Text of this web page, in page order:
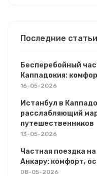
Последние статьи
Бесперебойный
Каппадокия:
16-05-2026
Истанбул в
расслабляющий
путешественников
13-05-2026
Частная поездка
Анкару: комфорт,
08-05-2026